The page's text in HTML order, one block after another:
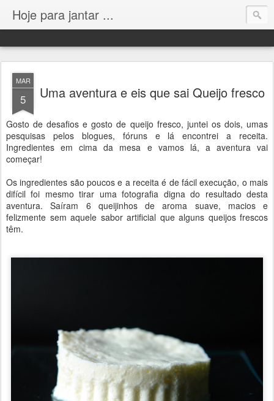
Hoje para jantar ...
MAR
5 Uma aventura e eis que sai Queijo fresco
Gosto de desafios e gosto de queijo fresco, juntei os dois, umas
pesquisas pelos blogues, fóruns e lá encontrei a receita.
Ingredientes em cima da mesa e vamos lá, a aventura vai
começar!
Os ingredientes são poucos e a receita é de fácil execução, o mais
difícil foi mesmo tirar uma fotografia digna do resultado desta
aventura. Saíram 6 queijinhos de aroma suave, macios e
felizmente sem aquele sabor artificial que alguns queijos frescos
têm.